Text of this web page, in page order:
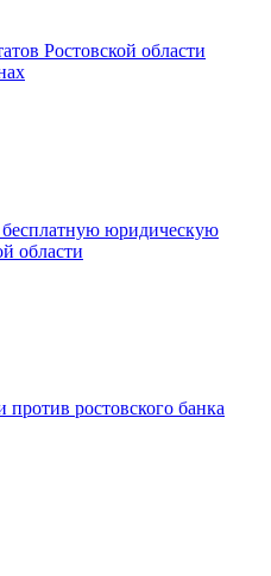
Ростовской области
бесплатную юридическую
области
ростовского банка